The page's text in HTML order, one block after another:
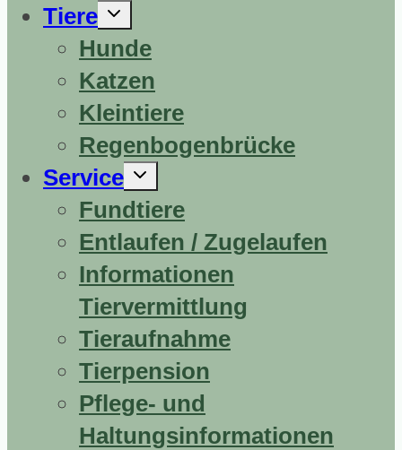
Tiere
Untermenü
erweitern
Hunde
Katzen
Kleintiere
Regenbogenbrücke
Service
Untermenü
erweitern
Fundtiere
Entlaufen / Zugelaufen
Informationen
Tiervermittlung
Tieraufnahme
Tierpension
Pflege- und
Haltungsinformationen